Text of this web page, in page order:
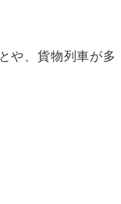
や、貨物列車が多